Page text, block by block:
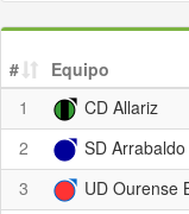
# Equipo
1
CD Allariz
2
SD
3
UD Ourense